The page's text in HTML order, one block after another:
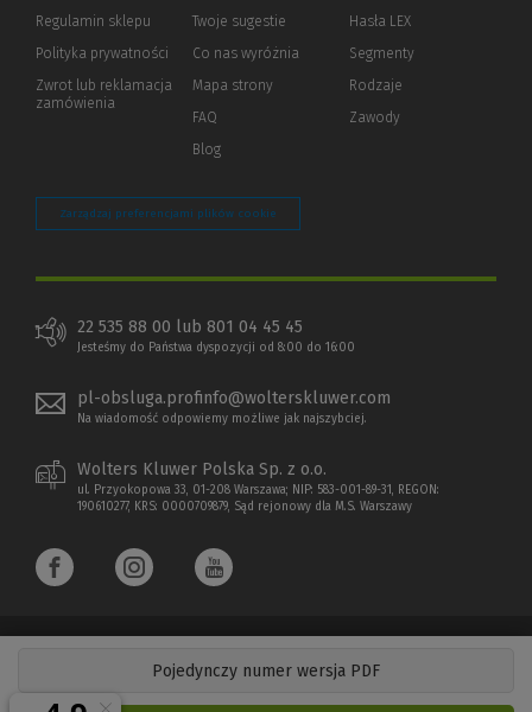
Pojedynczy numer wersja PDF
Regulamin sklepu
Polityka prywatności (Nowe
(Link
innej
Zwrot lub reklamacja
zamówienia
innej
strony)
Twoje sugestie
Co nas wyróżnia
Mapa strony
FAQ
Blog
Hasła LEX
Segmenty
Rodzaje
Zawody
Zarządzaj preferencjami plików cookie
22 535 88 00 lub 801 04 45 45
Jesteśmy do Państwa dyspozycji od 8:00 do 16:00
pl-obsluga.profinfo@wolterskluwer.com
Na wiadomość odpowiemy możliwe jak najszybciej.
Wolters Kluwer Polska Sp. z o.o.
ul. Przyokopowa 33, 01-208 Warszawa; NIP: 583-001-89-31, REGON:
190610277, KRS: 0000709879, Sąd rejonowy dla M.S. Warszawy
Copyright 1997 - 2026 Wolters Kluwer Polska Sp. z o.o.